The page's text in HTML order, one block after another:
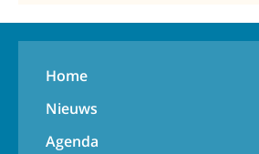
Home
Nieuws
Agenda